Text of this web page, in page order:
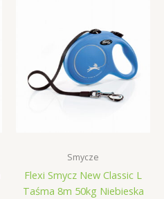
Smycze
Flexi Smycz New Classic L
Taśma 8m 50kg Niebieska